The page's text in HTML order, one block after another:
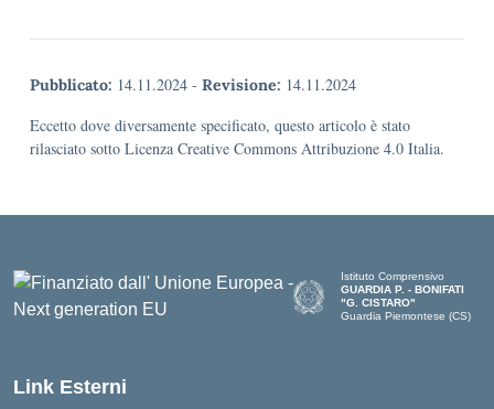
Pubblicato: 14.11.2024 - Revisione: 14.11.2024
Eccetto dove diversamente specificato, questo articolo è stato
rilasciato sotto Licenza Creative Commons Attribuzione 4.0 Italia.
Istituto Comprensivo
GUARDIA P. - BONIFATI
"G. CISTARO"
Guardia Piemontese (CS)
Link Esterni